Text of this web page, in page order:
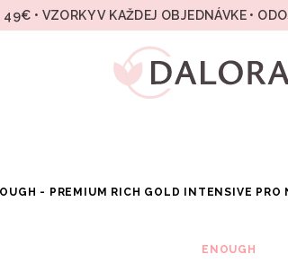
49€ • VZORKY V KAŽDEJ OBJEDNÁVKE •
- PREMIUM RICH GOLD INTENSIVE
ENOUGH